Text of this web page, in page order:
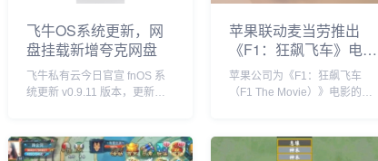
飞牛OS系统更新，网
盘挂载新增夸克网盘
飞牛私有云今日官宣 fnOS 系
统更新 v0.9.11 版本，更新内
偏好”设置、优化硬盘类型
（HDD、SSD）的识别等。飞
苹果联动麦当劳推出
《F1：狂飙飞车》电影
套餐
苹果公司为《F1：狂飙飞车
（F1 The Movie）》电影的全
了趣味合作，粉丝们可以购买
F1 主题套餐，并把独家定制的